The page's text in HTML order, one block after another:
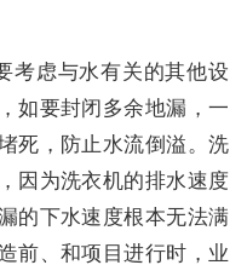
考虑与水有关的其他设
如要封闭多余地漏，一
死，防止水流倒溢。洗
因为洗衣机的排水速度
的下水速度根本无法满
前、和项目进行时，业